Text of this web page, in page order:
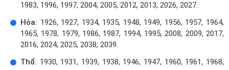
1983, 1996, 1997, 2004, 2005, 2012, 2013, 2026, 2027.
Hỏa: 1926, 1927, 1934, 1935, 1948, 1949, 1956, 1957, 1964,
1965, 1978, 1979, 1986, 1987, 1994, 1995, 2008, 2009, 2017,
2016, 2024, 2025, 2038, 2039.
Thổ: 1930, 1931, 1939, 1938, 1946, 1947, 1960, 1961, 1968,